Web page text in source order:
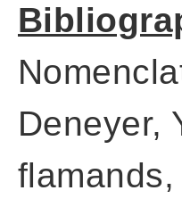
Deneyer,